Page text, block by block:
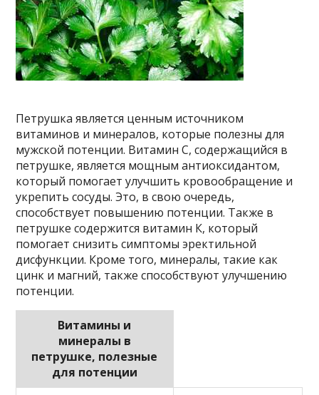
Петрушка является ценным источником
витаминов и минералов, которые полезны для
мужской потенции. Витамин С, содержащийся в
петрушке, является мощным антиоксидантом,
который помогает улучшить кровообращение и
укрепить сосуды. Это, в свою очередь,
способствует повышению потенции. Также в
петрушке содержится витамин К, который
помогает снизить симптомы эректильной
дисфункции. Кроме того, минералы, такие как
цинк и магний, также способствуют улучшению
потенции.
Витамины и
минералы в
петрушке, полезные
для потенции